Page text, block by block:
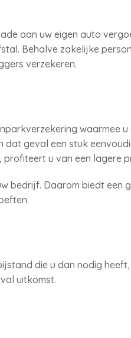
aan uw eigen auto
Behalve zakelijke
verzekeren.
waarmee
dat geval een stuk
profiteert u van een lagere
bedrijf. Daarom biedt een
die u dan nodig heeft,
uitkomst.